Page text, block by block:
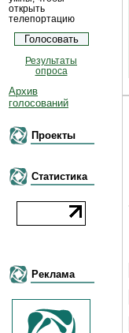
открыть
телепортацию
Результаты
опроса
Архив
голосований
Проекты
Статистика
Реклама